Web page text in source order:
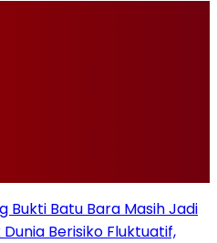
Bukti Batu Bara Masih Jadi
Dunia Berisiko Fluktuatif,